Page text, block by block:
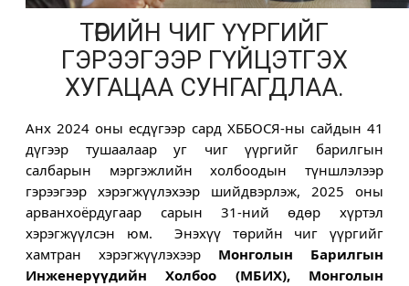
ТӨРИЙН ЧИГ ҮҮРГИЙГ
ГЭРЭЭГЭЭР ГҮЙЦЭТГЭХ
ХУГАЦАА СУНГАГДЛАА.
Анх 2024 оны есдүгээр сард ХББОСЯ-ны сайдын 41
дүгээр тушаалаар уг чиг үүргийг барилгын
салбарын мэргэжлийн холбоодын түншлэлээр
гэрээгээр хэрэгжүүлэхээр шийдвэрлэж, 2025 оны
арванхоёрдугаар сарын 31-ний өдөр хүртэл
хэрэгжүүлсэн юм.  Энэхүү төрийн чиг үүргийг
хамтран хэрэгжүүлэхээр Монголын Барилгын
Инженерүүдийн Холбоо (МБИХ), Монголын